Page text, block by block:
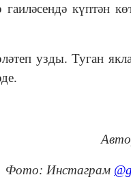
күптән
узды. Туган
Фото: Инстаграм